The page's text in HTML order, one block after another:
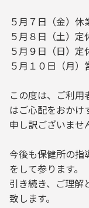
５月７日（金）休
５月８日（土）定
５月９日（日）定
５月１０日（月）
この度は、ご利
はご心配をおかけ
申し訳ございませ
今後も保健所の指
をして参ります。
引き続き、ご理解
致します。